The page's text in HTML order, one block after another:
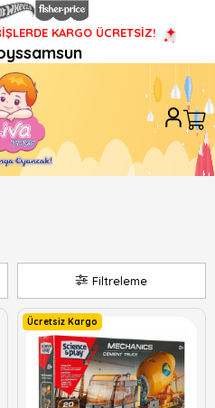
KARGO ÜCRETSİZ!
Filtreleme
Ücretsiz Kargo